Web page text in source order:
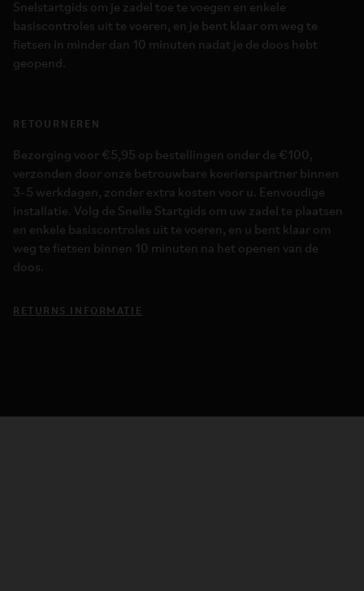
Snelstartgids om je zadel toe te voegen en enkele
basiscontroles uit te voeren, en je bent klaar om weg te
fietsen in minder dan 10 minuten nadat je de doos hebt
geopend.
RETOURNEREN
Bezorging voor €5,95 op bestellingen onder de €100,
verzonden door onze betrouwbare koerierspartner binnen
3-5 werkdagen, zonder extra kosten voor u. Eenvoudige
installatie. Volg de Snelle Startgids om uw zadel te plaatsen
en enkele basiscontroles uit te voeren, en u bent klaar om
weg te fietsen binnen 10 minuten na het openen van de
doos.
RETURNS INFORMATIE